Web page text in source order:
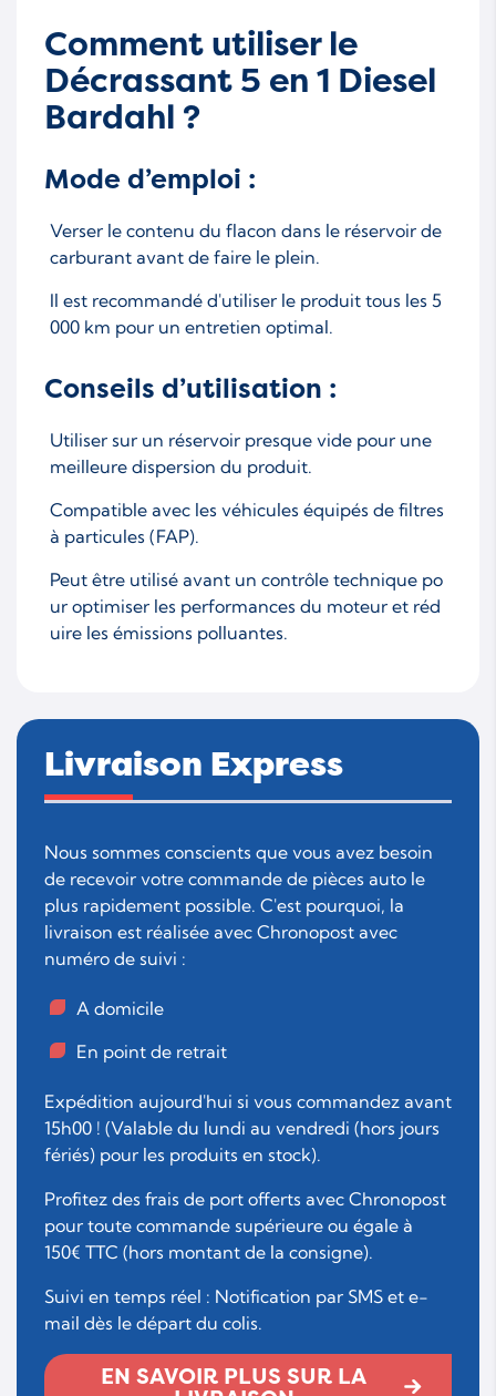
Comment utiliser le
Décrassant 5 en 1 Diesel
Bardahl ?
Mode d’emploi :
Verser le contenu du flacon dans le réservoir de
carburant avant de faire le plein.
Il est recommandé d'utiliser le produit tous les 5
000 km pour un entretien optimal.
Conseils d’utilisation :
Utiliser sur un réservoir presque vide pour une
meilleure dispersion du produit.
Compatible avec les véhicules équipés de filtres
à particules (FAP).
Peut être utilisé avant un contrôle technique po
ur optimiser les performances du moteur et réd
uire les émissions polluantes.
Livraison Express
Nous sommes conscients que vous avez besoin
de recevoir votre commande de pièces auto le
plus rapidement possible. C'est pourquoi, la
livraison est réalisée avec Chronopost avec
numéro de suivi :
A domicile
En point de retrait
Expédition aujourd'hui si vous commandez avant
15h00 ! (Valable du lundi au vendredi (hors jours
fériés) pour les produits en stock).
Profitez des frais de port offerts avec Chronopost
pour toute commande supérieure ou égale à
150€ TTC (hors montant de la consigne).
Suivi en temps réel : Notification par SMS et e-
mail dès le départ du colis.
EN SAVOIR PLUS SUR LA